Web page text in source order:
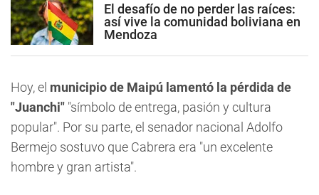
El desafío de no perder las raíces:
así vive la comunidad boliviana en
Mendoza
Hoy, el municipio de Maipú lamentó la pérdida de
"Juanchi" "símbolo de entrega, pasión y cultura
popular". Por su parte, el senador nacional Adolfo
Bermejo sostuvo que Cabrera era "un excelente
hombre y gran artista".